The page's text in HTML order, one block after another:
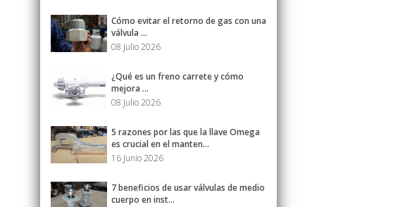
Cómo evitar el retorno de gas con una
válvula ...
08 Julio 2026
¿Qué es un freno carrete y cómo
mejora ...
08 Julio 2026
5 razones por las que la llave Omega
es crucial en el manten...
16 Junio 2026
7 beneficios de usar válvulas de medio
cuerpo en inst...